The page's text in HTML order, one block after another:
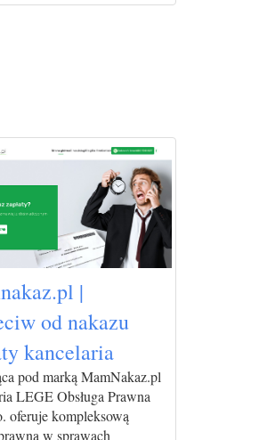
|
od nakazu
kancelaria
pod marką MamNakaz.pl
LEGE Obsługa Prawna
oferuje kompleksową
w sprawach